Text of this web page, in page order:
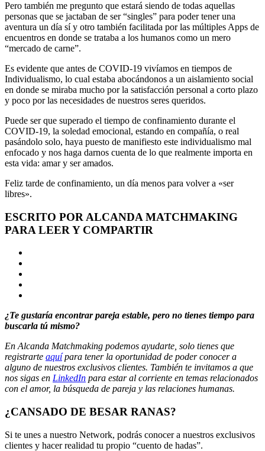
Pero también me pregunto que estará siendo de todas aquellas
personas que se jactaban de ser “singles” para poder tener una
aventura un día sí y otro también facilitada por las múltiples Apps de
encuentros en donde se trataba a los humanos como un mero
“mercado de carne”.
Es evidente que antes de COVID-19 vivíamos en tiempos de
Individualismo, lo cual estaba abocándonos a un aislamiento social
en donde se miraba mucho por la satisfacción personal a corto plazo
y poco por las necesidades de nuestros seres queridos.
Puede ser que superado el tiempo de confinamiento durante el
COVID-19, la soledad emocional, estando en compañía, o real
pasándolo solo, haya puesto de manifiesto este individualismo mal
enfocado y nos haga darnos cuenta de lo que realmente importa en
esta vida: amar y ser amados.
Feliz tarde de confinamiento, un día menos para volver a «ser
libres».
ESCRITO POR ALCANDA MATCHMAKING
PARA LEER Y COMPARTIR
¿Te gustaría encontrar pareja estable, pero no tienes tiempo para
buscarla tú mismo?
En Alcanda Matchmaking podemos ayudarte, solo tienes que
registrarte aquípara tener la oportunidad de poder conocer a
alguno de nuestros exclusivos clientes. También te invitamos a que
nos sigas en LinkedIn para estar al corriente en temas relacionados
con el amor, la búsqueda de pareja y las relaciones humanas.
¿CANSADO DE BESAR RANAS?
Si te unes a nuestro Network, podrás conocer a nuestros exclusivos
clientes y hacer realidad tu propio “cuento de hadas”.